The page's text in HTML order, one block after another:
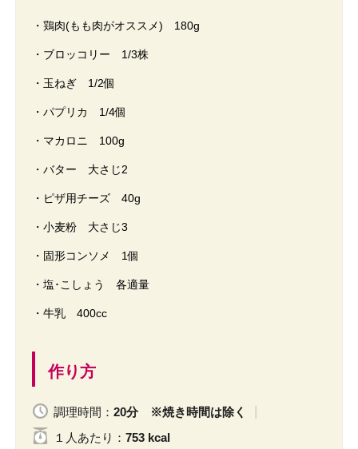
・鶏肉(もも肉がオススメ) 180g
・ブロッコリー 1/3株
・玉ねぎ 1/2個
・パプリカ 1/4個
・マカロニ 100g
・バター 大さじ2
・ピザ用チーズ 40g
・小麦粉 大さじ3
・固形コンソメ 1個
・塩･こしょう 各適量
・牛乳 400cc
作り方
調理時間： 20分 ※焼き時間は除く
１人 あたり ： 753 kcal